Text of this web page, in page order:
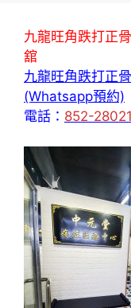
九龍旺角跌打正
舘
九龍旺角跌打正
(Whatsapp預約)
電話： 852-